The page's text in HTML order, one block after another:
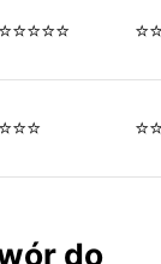
⭐⭐⭐⭐⭐
⭐⭐⭐
do